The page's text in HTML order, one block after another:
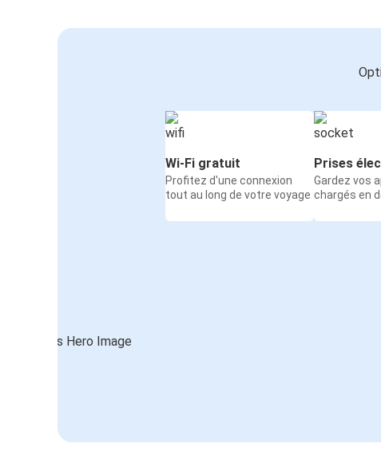
Wi-Fi gratuit
Profitez d'une connexion
tout au long de votre voyage
Prises
Gardez vos
chargés en